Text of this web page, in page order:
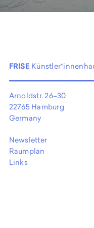
EN
FRISE
Arnoldstr. 26–30
22765 Hamburg
Germany
Newsletter
Raumplan
Links